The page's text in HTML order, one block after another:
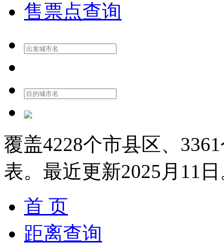
售票点查询
覆盖4228个市县区、 3361
表。最近更新2025月11日
首 页
距离查询